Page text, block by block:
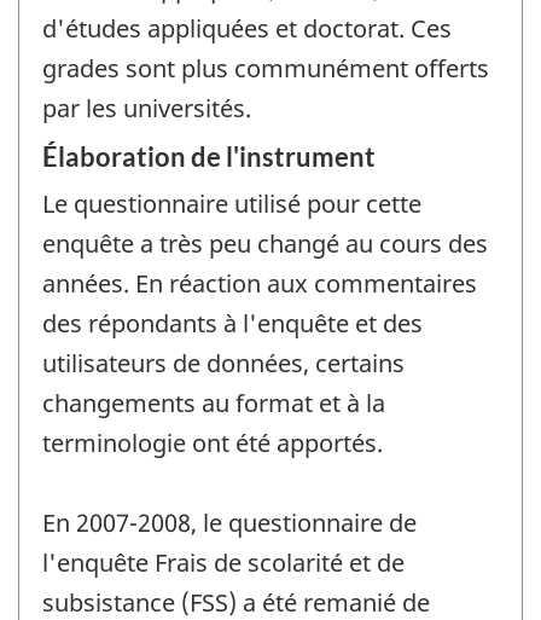
d'études appliquées et doctorat. Ces
grades sont plus communément offerts
par les universités.
Élaboration de l'instrument
Le questionnaire utilisé pour cette
enquête a très peu changé au cours des
années. En réaction aux commentaires
des répondants à l'enquête et des
utilisateurs de données, certains
changements au format et à la
terminologie ont été apportés.
En 2007-2008, le questionnaire de
l'enquête Frais de scolarité et de
subsistance (FSS) a été remanié de